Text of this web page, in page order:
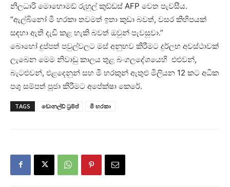
නිලධාරි මොහොමඩ් රුහුල් කුඩ්ඩස් AFP වෙත පැවසීය.
“ඇල්බිනෝ මී හරකා තවමත් ඉතා කුඩා බවත්, වසර කිහිපයක්
සඳහා ඇති දැඩි කළ හැකි බවත් ඔවුන් පැවසුවා.”
බොහෝ දුප්පත් පවුල්වලට මස් අනුභව කිරීමට දුර්ලභ අවස්ථාවක්
ලැබෙන මෙම නිවාඩු කාලය තුළ බංගලදේශයෙහි එළුවන්,
බැටළුවන්, එළදෙනුන් සහ මී හරකුන් ඇතුළු මිලියන 12 කට අධික
පශු සම්පත් පූජා කිරීමට අපේක්ෂා කෙරේ.
TAGS ඩොනල්ඩ් ට්‍රම්ප් මී හරකා